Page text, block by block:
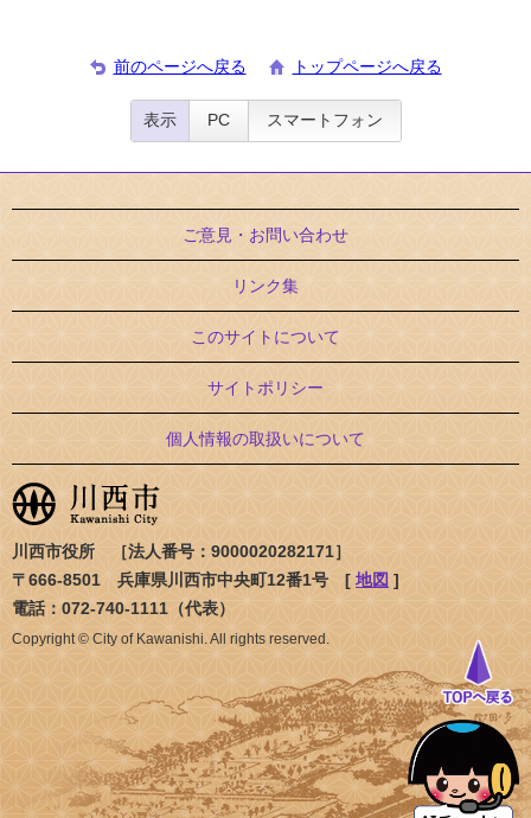
前のページへ戻る トップページへ戻る
表示 PC スマートフォン
ご意見・お問い合わせ
リンク集
このサイトについて
サイトポリシー
個人情報の取扱いについて
川西市役所 ［法人番号：9000020282171］
〒666-8501 兵庫県川西市中央町12番1号 [ 地図 ]
電話：072-740-1111（代表）
Copyright © City of Kawanishi. All rights reserved.